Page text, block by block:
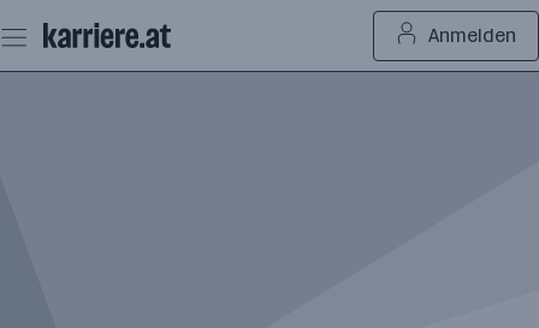
Seiteninhalt
springen
Anmelden